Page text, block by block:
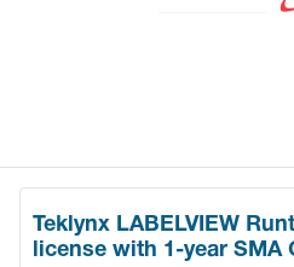
Teklynx LABELVIEW
license with 1-year SMA